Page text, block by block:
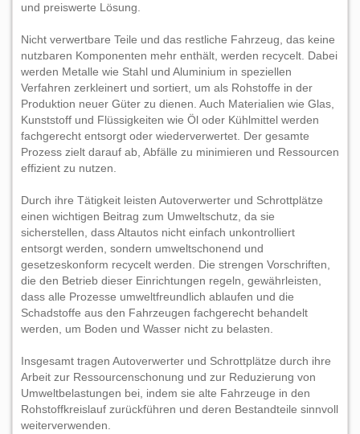
und preiswerte Lösung.
Nicht verwertbare Teile und das restliche Fahrzeug, das keine
nutzbaren Komponenten mehr enthält, werden recycelt. Dabei
werden Metalle wie Stahl und Aluminium in speziellen
Verfahren zerkleinert und sortiert, um als Rohstoffe in der
Produktion neuer Güter zu dienen. Auch Materialien wie Glas,
Kunststoff und Flüssigkeiten wie Öl oder Kühlmittel werden
fachgerecht entsorgt oder wiederverwertet. Der gesamte
Prozess zielt darauf ab, Abfälle zu minimieren und Ressourcen
effizient zu nutzen.
Durch ihre Tätigkeit leisten Autoverwerter und Schrottplätze
einen wichtigen Beitrag zum Umweltschutz, da sie
sicherstellen, dass Altautos nicht einfach unkontrolliert
entsorgt werden, sondern umweltschonend und
gesetzeskonform recycelt werden. Die strengen Vorschriften,
die den Betrieb dieser Einrichtungen regeln, gewährleisten,
dass alle Prozesse umweltfreundlich ablaufen und die
Schadstoffe aus den Fahrzeugen fachgerecht behandelt
werden, um Boden und Wasser nicht zu belasten.
Insgesamt tragen Autoverwerter und Schrottplätze durch ihre
Arbeit zur Ressourcenschonung und zur Reduzierung von
Umweltbelastungen bei, indem sie alte Fahrzeuge in den
Rohstoffkreislauf zurückführen und deren Bestandteile sinnvoll
weiterverwenden.